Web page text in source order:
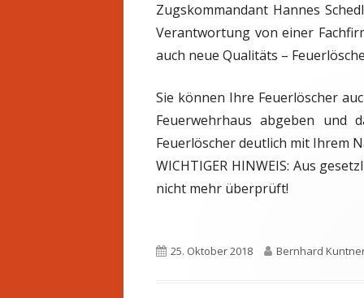
Zugskommandant Hannes
Verantwortung von einer
auch neue Qualitäts –
Sie können Ihre Feuerlöscher
Feuerwehrhaus abgeben und
Feuerlöscher deutlich mit Ihrem
WICHTIGER HINWEIS: Aus
nicht mehr überprüft!
Veröffentlicht
25. Oktober 2018 Autor
Bernhard